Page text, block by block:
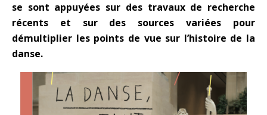
se sont appuyées sur des travaux de recherche
récents et sur des sources variées pour
démultiplier les points de vue sur l’histoire de la
danse.